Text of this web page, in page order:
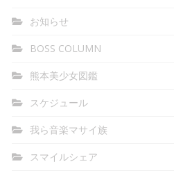
お知らせ
BOSS COLUMN
熊本美少女図鑑
スケジュール
我ら音楽マサイ族
スマイルシェア